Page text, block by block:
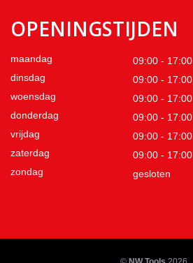
OPENINGSTIJDEN
maandag
09:00 - 17:00
dinsdag
09:00 - 17:00
woensdag
09:00 - 17:00
donderdag
09:00 - 17:00
vrijdag
09:00 - 17:00
zaterdag
09:00 - 17:00
zondag
gesloten